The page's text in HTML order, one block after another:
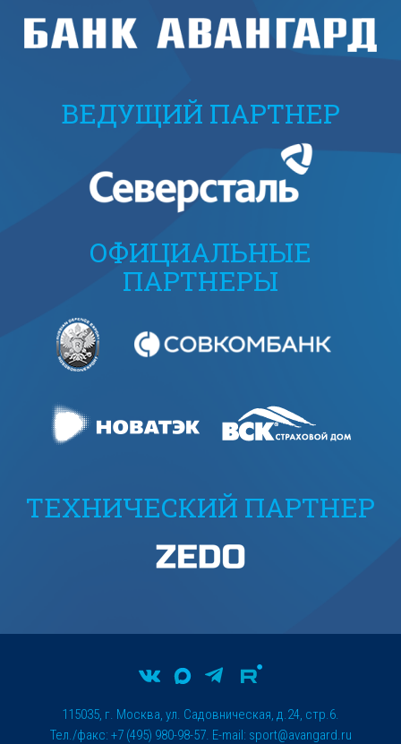
ВЕДУЩИЙ ПАРТНЕР
ОФИЦИАЛЬНЫЕ
ПАРТНЕРЫ
ТЕХНИЧЕСКИЙ ПАРТНЕР
115035, г. Москва, ул. Садовническая, д.24, стр.6.
Тел./факс: +7 (495) 980-98-57. E-mail: sport@avangard.ru